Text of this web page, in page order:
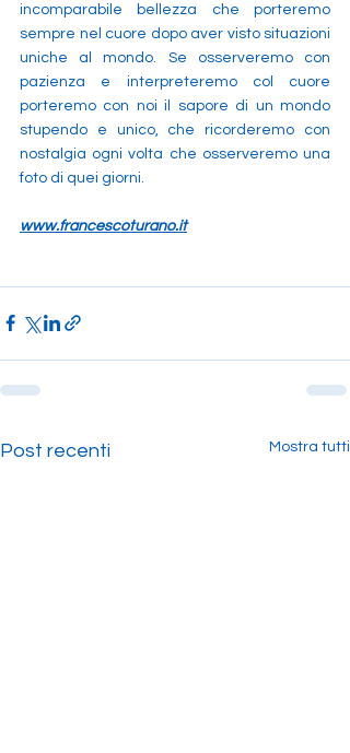
incomparabile bellezza che porteremo
sempre nel cuore dopo aver visto situazioni
uniche al mondo. Se osserveremo con
pazienza e interpreteremo col cuore
porteremo con noi il sapore di un mondo
stupendo e unico, che ricorderemo con
nostalgia ogni volta che osserveremo una
foto di quei giorni.
www.francescoturano.it
Post recenti Mostra tutti